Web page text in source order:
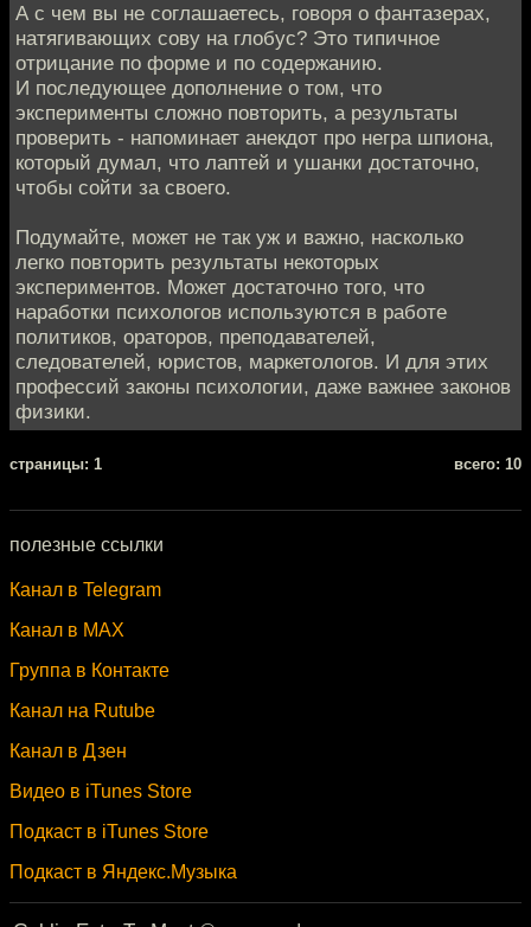
А с чем вы не соглашаетесь, говоря о фантазерах,
натягивающих сову на глобус? Это типичное
отрицание по форме и по содержанию.
И последующее дополнение о том, что
эксперименты сложно повторить, а результаты
проверить - напоминает анекдот про негра шпиона,
который думал, что лаптей и ушанки достаточно,
чтобы сойти за своего.
Подумайте, может не так уж и важно, насколько
легко повторить результаты некоторых
экспериментов. Может достаточно того, что
наработки психологов используются в работе
политиков, ораторов, преподавателей,
следователей, юристов, маркетологов. И для этих
профессий законы психологии, даже важнее законов
физики.
cтраницы: 1 всего: 10
полезные ссылки
Канал в Telegram
Канал в MAX
Группа в Контакте
Канал на Rutube
Канал в Дзен
Видео в iTunes Store
Подкаст в iTunes Store
Подкаст в Яндекс.Музыка